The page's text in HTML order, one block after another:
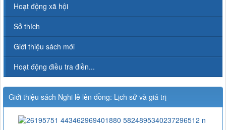
Hoạt động xã hội
Sở thích
Giới thiệu sách mới
Hoạt động điều tra điền...
Giới thiệu sách Nghi lễ lên đồng: Lịch sử và giá trị